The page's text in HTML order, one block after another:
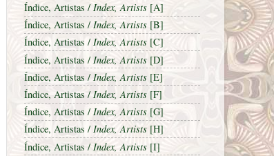
Índice, Artistas / Index, Artists [A]
Índice, Artistas / Index, Artists [B]
Índice, Artistas / Index, Artists [C]
Índice, Artistas / Index, Artists [D]
Índice, Artistas / Index, Artists [E]
Índice, Artistas / Index, Artists [F]
Índice, Artistas / Index, Artists [G]
Índice, Artistas / Index, Artists [H]
Índice, Artistas / Index, Artists [I]